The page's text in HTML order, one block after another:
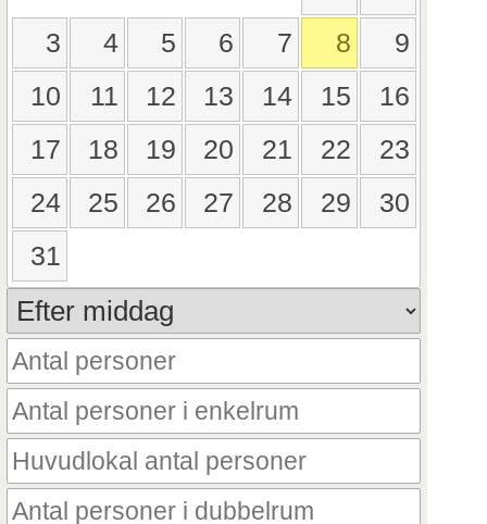
3
4 5 6 7 8
9
10
11 12 13 14 15
16
17
18 19 20 21 22
23
24
25 26 27 28 29
30
31